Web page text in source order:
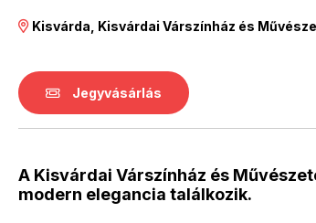
Kisvárda, Kisvárdai Várszínház és
Jegyvásárlás
A Kisvárdai Várszínház és
modern elegancia találkozik.